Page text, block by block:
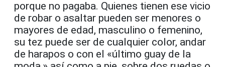
porque no pagaba. Quienes tienen ese vicio
de robar o asaltar pueden ser menores o
mayores de edad, masculino o femenino,
su tez puede ser de cualquier color, andar
de harapos o con el «último guay de la